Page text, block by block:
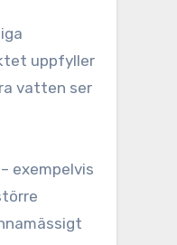
uppfyller
vatten ser
exempelvis